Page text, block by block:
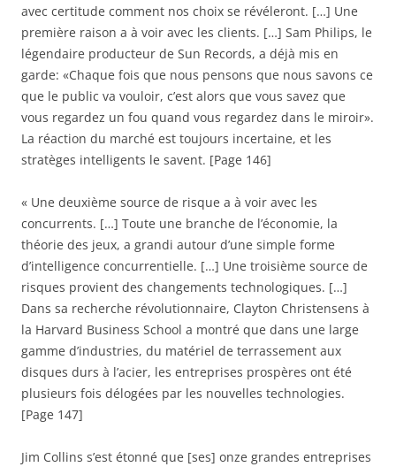
avec certitude comment nos choix se révéleront. […] Une
première raison a à voir avec les clients. […] Sam Philips, le
légendaire producteur de Sun Records, a déjà mis en
garde: «Chaque fois que nous pensons que nous savons ce
que le public va vouloir, c’est alors que vous savez que
vous regardez un fou quand vous regardez dans le miroir».
La réaction du marché est toujours incertaine, et les
stratèges intelligents le savent. [Page 146]
« Une deuxième source de risque a à voir avec les
concurrents. […] Toute une branche de l’économie, la
théorie des jeux, a grandi autour d’une simple forme
d’intelligence concurrentielle. […] Une troisième source de
risques provient des changements technologiques. […]
Dans sa recherche révolutionnaire, Clayton Christensens à
la Harvard Business School a montré que dans une large
gamme d’industries, du matériel de terrassement aux
disques durs à l’acier, les entreprises prospères ont été
plusieurs fois délogées par les nouvelles technologies.
[Page 147]
Jim Collins s’est étonné que [ses] onze grandes entreprises